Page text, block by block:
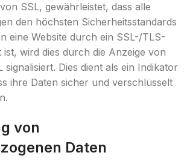
SSL, gewährleistet, dass alle
den höchsten Sicherheitsstandards
eine Website durch ein SSL-/TLS-
ist, wird dies durch die Anzeige von
signalisiert. Dies dient als ein Indikator
ihre Daten sicher und verschlüsselt
von
Daten